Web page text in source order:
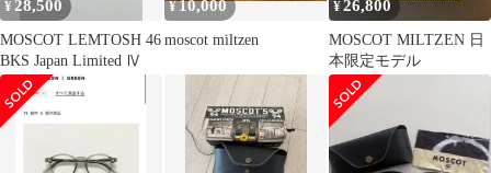
¥ 28,500
MOSCOT LEMTOSH 46
BKS Japan Limited Ⅳ
¥10,000
moscot miltzen
¥26,800
MOSCOT MILTZEN 日
本限定モデル